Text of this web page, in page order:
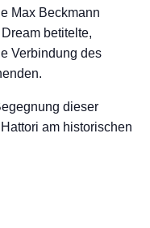
Max Beckmann
betitelte,
Verbindung des
dieser
am historischen